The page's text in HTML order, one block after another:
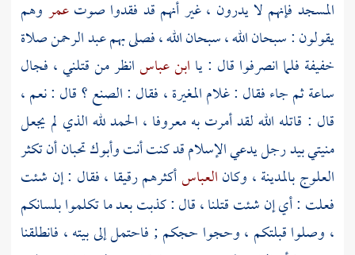
المسجد فإنهم لا يدرون ، غير أنهم قد فقدوا صوتعمر وهم
يقولون : سبحان الله ، سبحان الله ، فصلى بهمعبد الرحمنصلاة
خفيفة فلما انصرفوا قال : يا ابن عباسانظر من قتلني ، فجال
ساعة ثم جاء فقال : غلامالمغيرة، فقال : الصنع ؟ قال : نعم ،
قال : قاتله الله لقد أمرت به معروفا ، الحمد لله الذي لم يجعل
منيتي بيد رجل يدعي الإسلام قد كنت أنت وأبوك تحبان أن تكثر
العلوجبالمدينة، وكانالعباسأكثرهم رقيقا ، فقال : إن شئت
فعلت : أي إن شئت قتلنا ، قال : كذبت بعد ما تكلموا بلسانكم
، وصلوا قبلتكم ، وحجوا حجكم ; فاحتمل إلى بيته ، فانطلقنا